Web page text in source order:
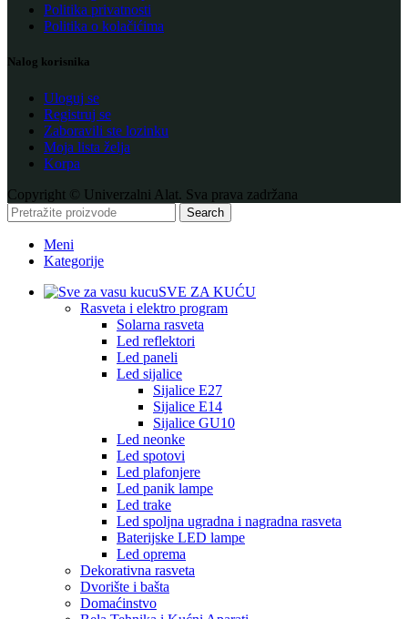
Politika privatnosti
Politika o kolačićima
Nalog korisnika
Uloguj se
Registruj se
Zaboravili ste lozinku
Moja lista želja
Korpa
Copyright © Univerzalni Alat. Sva prava zadržana
Search
Meni
Kategorije
SVE ZA KUĆU
Rasveta i elektro program
Solarna rasveta
Led reflektori
Led paneli
Led sijalice
Sijalice E27
Sijalice E14
Sijalice GU10
Led neonke
Led spotovi
Led plafonjere
Led panik lampe
Led trake
Led spoljna ugradna i nagradna rasveta
Baterijske LED lampe
Led oprema
Dekorativna rasveta
Dvorište i bašta
Domaćinstvo